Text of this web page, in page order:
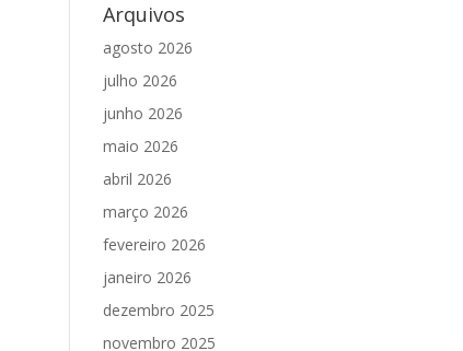
Arquivos
agosto 2026
julho 2026
junho 2026
maio 2026
abril 2026
março 2026
fevereiro 2026
janeiro 2026
dezembro 2025
novembro 2025